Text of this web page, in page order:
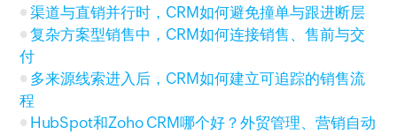
渠道与直销并行时，CRM如何避免撞单与跟进断层
复杂方案型销售中，CRM如何连接销售、售前与交
付
多来源线索进入后，CRM如何建立可追踪的销售流
程
HubSpot和Zoho CRM哪个好？外贸管理、营销自动